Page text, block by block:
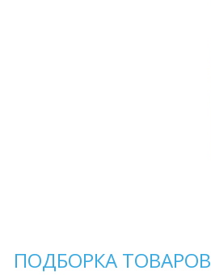
ПОДБОРКА ТОВАРОВ